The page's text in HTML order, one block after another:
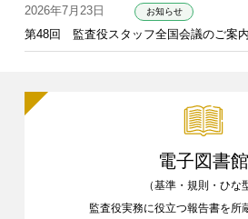
2026年7月23日 お知らせ
第48回 監査役スタッフ全国会議のご案内
電子図書館
（基準・規則・ひな
監査役実務に役立つ報告書を所